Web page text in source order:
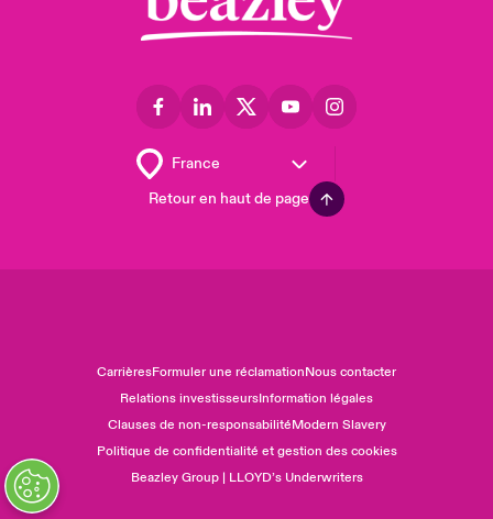
Retour en haut de page
CarrièresFormuler une réclamationNous contacter
Relations investisseursInformation légales
Clauses de non-responsabilitéModern Slavery
Politique de confidentialité et gestion des cookies
Beazley Group | LLOYD’s Underwriters